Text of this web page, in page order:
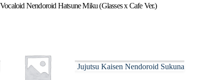
Vocaloid Nendoroid Hatsune Miku (Glasses x Cafe Ver.)
Jujutsu Kaisen Nendoroid Sukuna